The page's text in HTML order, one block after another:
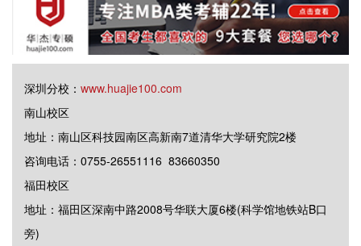
深圳分校： www.huajie100.com
南山校区
地址：南山区科技园南区高新南7道清华大学研究院2楼
咨询电话：0755-26551116 83660350
福田校区
地址：福田区深南中路2008号华联大厦6楼(科学馆地铁站B口
旁)